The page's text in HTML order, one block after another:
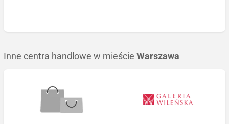
Inne centra handlowe w mieście Warszawa